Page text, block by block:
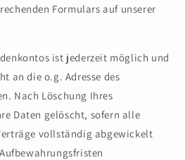
Formulars auf unserer
ist jederzeit möglich und
an die o.g. Adresse des
Nach Löschung Ihres
Daten gelöscht, sofern alle
vollständig abgewickelt